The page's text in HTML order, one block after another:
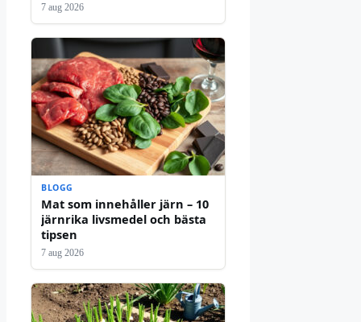
7 aug 2026
BLOGG
Mat som innehåller järn – 10
järnrika livsmedel och bästa
tipsen
7 aug 2026